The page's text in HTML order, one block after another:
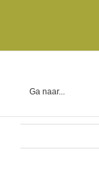
Ga naar...